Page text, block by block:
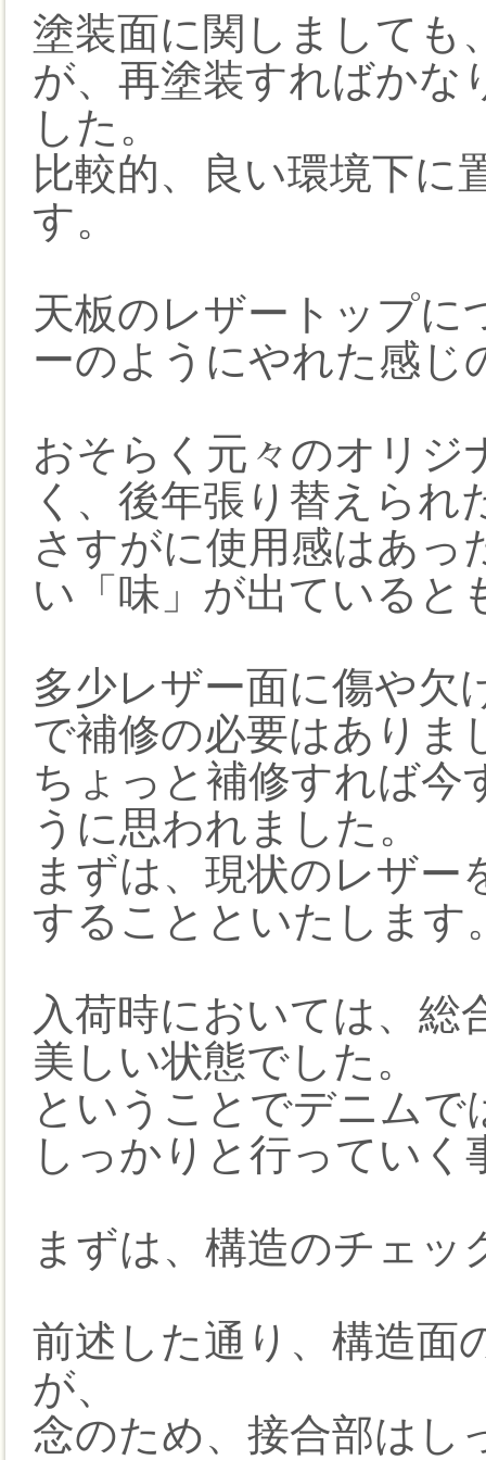
塗装面に関しましても
が、再塗装すればかな
した。
比較的、良い環境下に
す。
天板のレザートップに
ーのようにやれた感じ
おそらく元々のオリジ
く、後年張り替えら
さすがに使用感はあっ
い「味」が出ていると
多少レザー面に傷や欠
で補修の必要はありま
ちょっと補修すれば今
うに思われました。
まずは、現状のレザ
することといたします
入荷時においては、総
美しい状態でした。
ということでデニム
しっかりと行っていく
まずは、構造のチェッ
前述した通り、構造面
が、
念のため、接合部はし